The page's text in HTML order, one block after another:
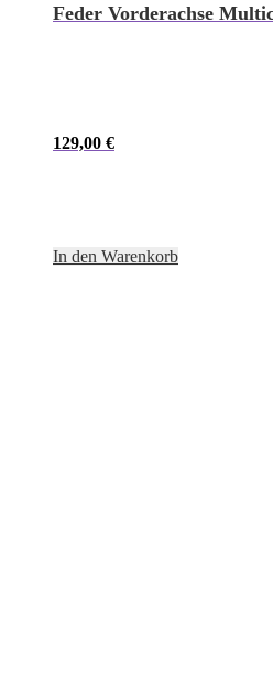
Feder Vorderachse
129,00 €
In den Warenkorb